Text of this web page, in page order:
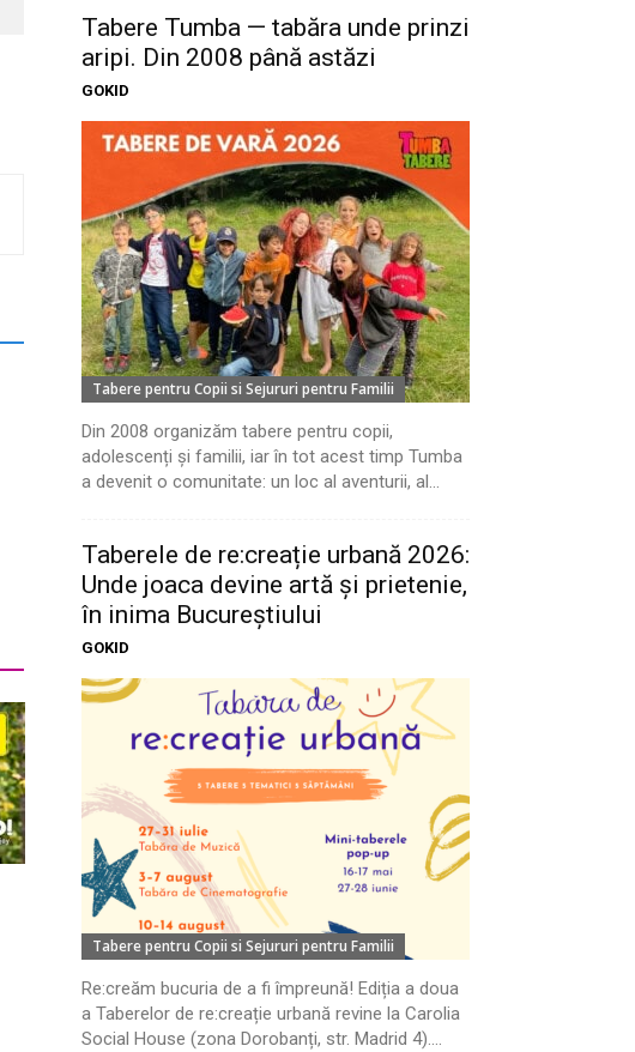
Tabere Tumba — tabăra unde prinzi
aripi. Din 2008 până astăzi
GOKID
Tabere pentru Copii si Sejururi pentru Familii
Din 2008 organizăm tabere pentru copii,
adolescenți și familii, iar în tot acest timp Tumba
a devenit o comunitate: un loc al aventurii, al...
Taberele de re:creație urbană 2026:
Unde joaca devine artă și prietenie,
în inima Bucureștiului
GOKID
Tabere pentru Copii si Sejururi pentru Familii
Re:creăm bucuria de a fi împreună! Ediția a doua
a Taberelor de re:creație urbană revine la Carolia
Social House (zona Dorobanți, str. Madrid 4)....